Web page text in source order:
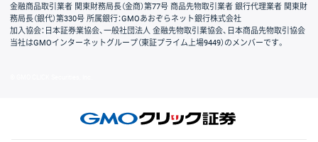
金融商品取引業者 関東財務局長（金商）第77号 商品先物取引業者 銀行代理業者 関東財
務局長（銀代）第330号 所属銀行：GMOあおぞらネット銀行株式会社
加入協会：日本証券業協会、一般社団法人 金融先物取引業協会、日本商品先物取引協会
当社はGMOインターネットグループ（東証プライム上場9449）のメンバーです。